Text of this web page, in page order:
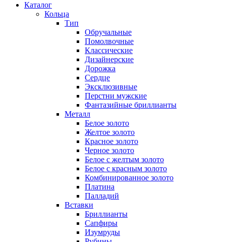
Каталог
Кольца
Тип
Обручальные
Помолвочные
Классические
Дизайнерские
Дорожка
Сердце
Эксклюзивные
Перстни мужские
Фантазийные бриллианты
Металл
Белое золото
Желтое золото
Красное золото
Черное золото
Белое с желтым золото
Белое с красным золото
Комбинированное золото
Платина
Палладий
Вставки
Бриллианты
Сапфиры
Изумруды